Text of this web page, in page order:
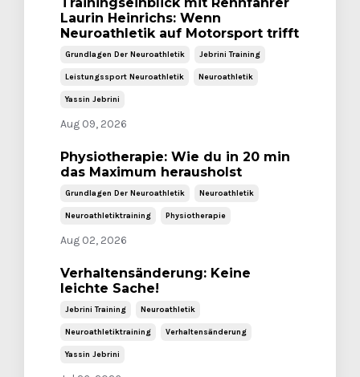
Laurin Heinrichs: Wenn
Neuroathletik auf Motorsport trifft
Grundlagen Der Neuroathletik Jebrini Training
Leistungssport Neuroathletik Neuroathletik
Yassin Jebrini
Aug 09, 2026
Physiotherapie: Wie du in 20 min
das Maximum herausholst
Grundlagen Der Neuroathletik Neuroathletik
Neuroathletiktraining Physiotherapie
Aug 02, 2026
Verhaltensänderung: Keine
leichte Sache!
Jebrini Training Neuroathletik
Neuroathletiktraining Verhaltensänderung
Yassin Jebrini